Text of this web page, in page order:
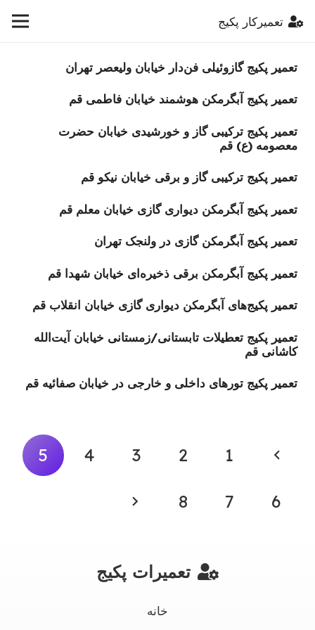
تعمیرکار پکیج
تعمیر پکیج گازوئیلی فن‌دار خیابان ولیعصر تهران
تعمیر پکیج‌ آبگرمکن هوشمند خیابان فاطمی قم
تعمیر پکیج‌ ترکیبی گاز و خورشیدی خیابان حضرت
معصومه (ع) قم
تعمیر پکیج‌ ترکیبی گاز و برقی خیابان نیکو قم
تعمیر پکیج‌ آبگرمکن دیواری گازی خیابان معلم قم
تعمیر پکیج‌ آبگرمکن گازی در ولنجک تهران
تعمیر پکیج‌ آبگرمکن برقی ذخیره‌ای خیابان شهدا قم
تعمیر پکیج‌های آبگرمکن دیواری گازی خیابان انقلاب قم
تعمیر پکیج‌ تعطیلات تابستانی/زمستانی خیابان آیت‌الله
کاشانی قم
تعمیر پکیج‌ تورهای داخلی و خارجی در خیابان صفائیه قم
1
2
3
4
5
6
7
8
تعمیرات پکیج
خانه